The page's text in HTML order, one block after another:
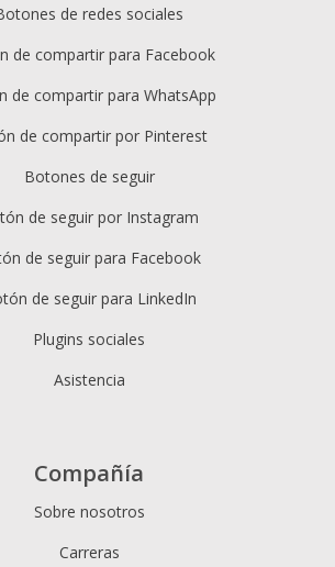
de redes sociales
de compartir para Facebook
de compartir para WhatsApp
de compartir por Pinterest
Botones de seguir
de seguir por Instagram
de seguir para Facebook
de seguir para LinkedIn
Plugins sociales
Asistencia
Compañía
Sobre nosotros
Carreras